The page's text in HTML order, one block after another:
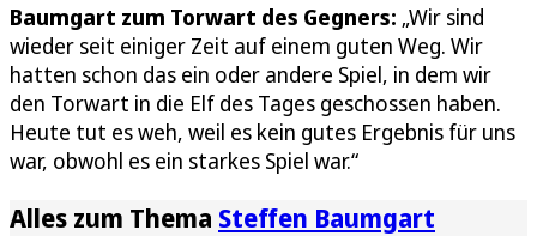
Baumgart zum Torwart des Gegners: „Wir sind
wieder seit einiger Zeit auf einem guten Weg. Wir
hatten schon das ein oder andere Spiel, in dem wir
den Torwart in die Elf des Tages geschossen haben.
Heute tut es weh, weil es kein gutes Ergebnis für uns
war, obwohl es ein starkes Spiel war.“
Alles zum Thema Steffen Baumgart